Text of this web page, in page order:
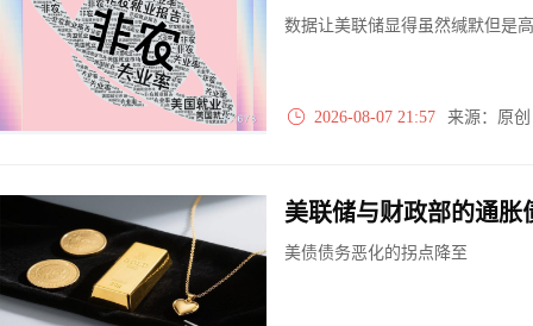
数据让美联储显得虽然缄默但是
2026-08-07 21:57 来源：原
美联储与财政部的通胀
美债债务恶化的拐点降至